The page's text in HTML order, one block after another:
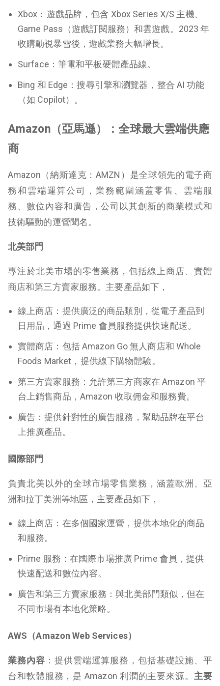
Xbox ：遊戲品牌，包含 Xbox Series X/S 主機、
Game Pass（遊戲訂閱服務）和雲遊戲。2023 年
收購動視暴雪後，遊戲業務大幅增長。
Surface ：筆電和平板硬體產品線。
Bing 和 Edge ：搜尋引擎和瀏覽器，整合 AI 功能
（如 Copilot）。
Amazon（亞馬遜）：全球最大雲端供應
商
Amazon（納斯達克：AMZN）是全球領先的電子商
務和雲端運算公司，業務範圍涵蓋零售、雲端服
務、數位內容和廣告，公司以其創新的商業模式和
技術驅動的運營聞名。
北美部門
專注於北美市場的零售業務，包括線上商店、實體
商店和第三方賣家服務。主要產品如下，
線上商店 ：提供廣泛的商品類別，從電子產品到
日用品，通過 Prime 會員服務提供快速配送。
實體商店 ：包括 Amazon Go 無人商店和 Whole
Foods Market，提供線下購物體驗。
第三方賣家服務 ：允許第三方商家在 Amazon 平
台上銷售商品，Amazon 收取佣金和服務費。
廣告 ：提供針對性的廣告服務，幫助品牌在平台
上推廣產品。
國際部門
負責北美以外的全球市場零售業務，涵蓋歐洲、亞
洲和拉丁美洲等地區， 主要產品如下，
線上商店 ：在多個國家運營，提供本地化的商品
和服務。
Prime 服務 ：在國際市場推廣 Prime 會員，提供
快速配送和數位內容。
廣告和第三方賣家服務 ：與北美部門類似，但在
不同市場有本地化策略。
AWS（Amazon Web Services）
業務內容 ：提供雲端運算服務，包括基礎設施、平
台和軟體服務，是 Amazon 利潤的主要來源。 主要